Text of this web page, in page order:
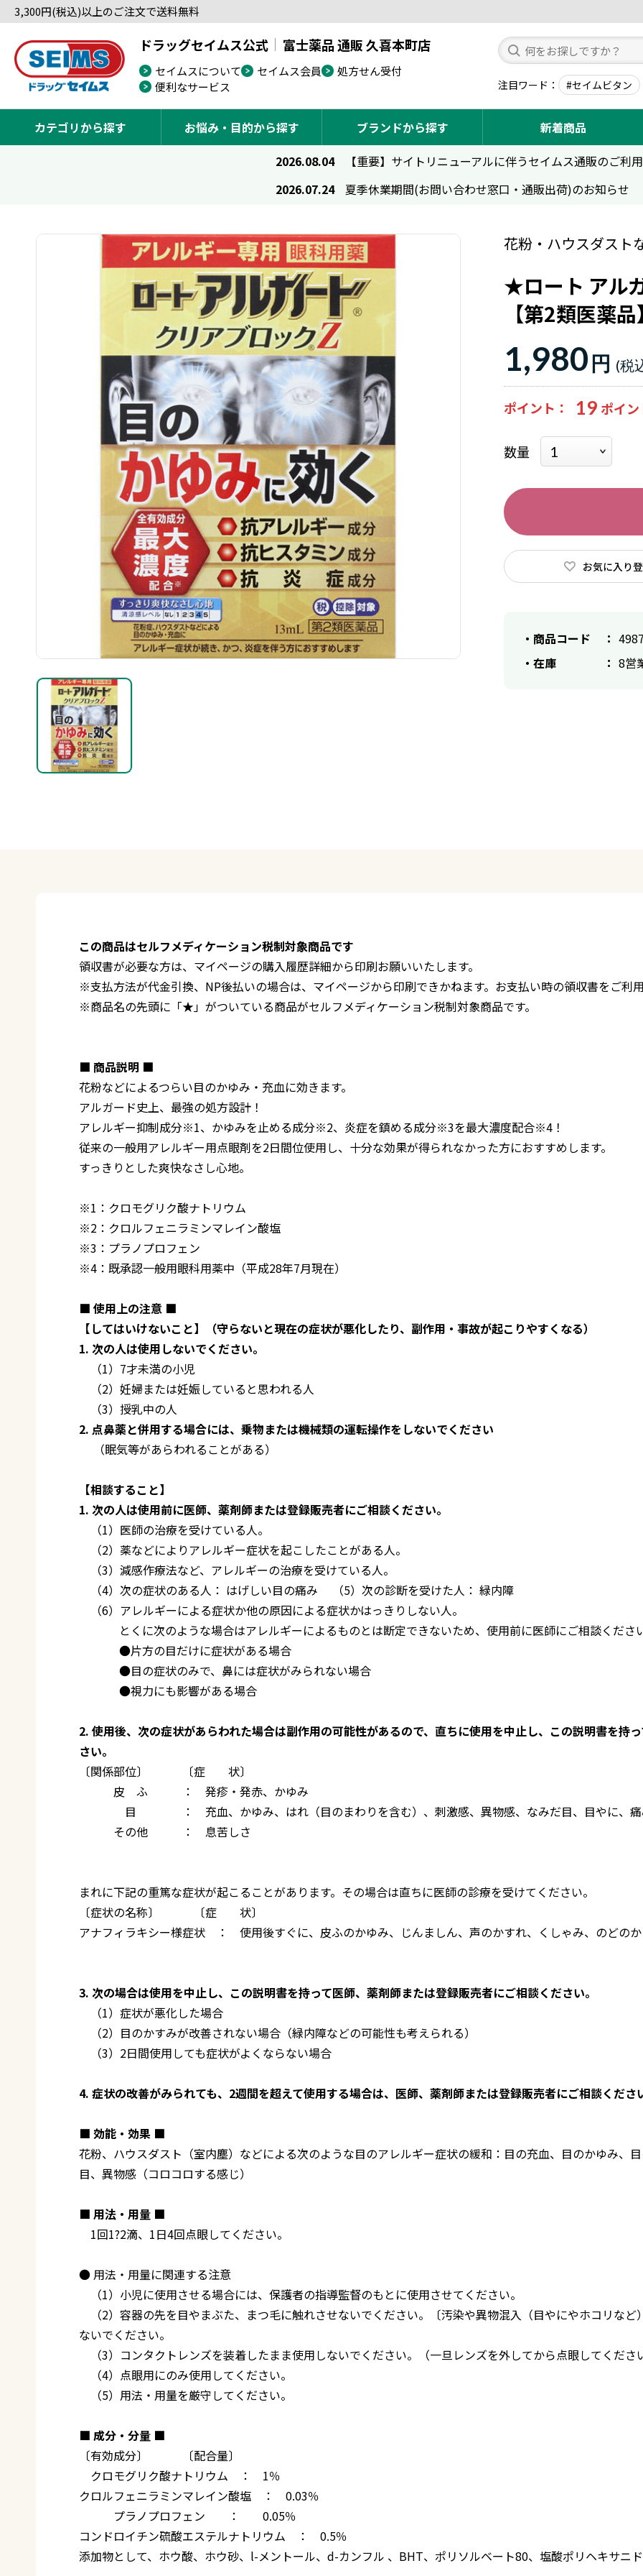
3,300円(税込)以上のご注文で送料無料
ドラッグセイムス公式 富士薬品 通販 久喜本町店
セイムスについて セイムス会員
処方せん受付
便利なサービス
注目ワード #セイムビタン
カテゴリから探す お悩み・目的から探す ブランドから探す 新着商品
2026.08.04
【重要】サイトリニューアルに伴うセイムス通販のご利
2026.07.24
夏季休業期間(お問い合わせ窓口・通販出荷)のお知らせ
花粉・ハウスダスト
★ロート アル
【第2類医薬品】
1,980 円
ポイント 19
数量
お気に入り
商品コード
在庫
8営
この商品はセルフメディケーション税制対象商品です
領収書が必要な方は、マイページの購入履歴詳細から印刷お願いいたします。
※支払方法が代金引換、NP後払いの場合は、マイページから印刷できかねます。お支払い時の領収書をご利用
※商品名の先頭に「★」がついている商品がセルフメディケーション税制対象商品です。
■ 商品説明 ■
花粉などによるつらい目のかゆみ・充血に効きます。
アルガード史上、最強の処方設計！
アレルギー抑制成分※1、かゆみを止める成分※2、炎症を鎮める成分※3を最大濃度配合※4！
従来の一般用アレルギー用点眼剤を2日間位使用し、十分な効果が得られなかった方におすすめします。
すっきりとした爽快なさし心地。
※1：クロモグリク酸ナトリウム
※2：クロルフェニラミンマレイン酸塩
※3：プラノプロフェン
※4：既承認一般用眼科用薬中（平成28年7月現在）
■ 使用上の注意 ■
【してはいけないこと】（守らないと現在の症状が悪化したり、副作用・事故が起こりやすくなる）
1. 次の人は使用しないでください。
（1）7才未満の小児
（2）妊婦または妊娠していると思われる人
（3）授乳中の人
2. 点鼻薬と併用する場合には、乗物または機械類の運転操作をしないでください
（眠気等があらわれることがある）
【相談すること】
1. 次の人は使用前に医師、薬剤師または登録販売者にご相談ください。
（1）医師の治療を受けている人。
（2）薬などによりアレルギー症状を起こしたことがある人。
（3）減感作療法など、アレルギーの治療を受けている人。
（4）次の症状のある人： はげしい目の痛み （5）次の診断を受けた人： 緑内障
（6）アレルギーによる症状か他の原因による症状かはっきりしない人。
とくに次のような場合はアレルギーによるものとは断定できないため、使用前に医師にご相談ください
●片方の目だけに症状がある場合
●目の症状のみで、鼻には症状がみられない場合
●視力にも影響がある場合
2. 使用後、次の症状があらわれた場合は副作用の可能性があるので、直ちに使用を中止し、この説明書を持
さい。
〔関係部位〕 〔症 状〕
皮 ふ ： 発疹・発赤、かゆみ
目 ： 充血、かゆみ、はれ（目のまわりを含む）、刺激感、異物感、なみだ目、目やに、痛
その他 ： 息苦しさ
まれに下記の重篤な症状が起こることがあります。その場合は直ちに医師の診療を受けてください。
〔症状の名称〕 〔症 状〕
アナフィラキシー様症状 ： 使用後すぐに、皮ふのかゆみ、じんましん、声のかすれ、くしゃみ、のどのか
3. 次の場合は使用を中止し、この説明書を持って医師、薬剤師または登録販売者にご相談ください。
（1）症状が悪化した場合
（2）目のかすみが改善されない場合（緑内障などの可能性も考えられる）
（3）2日間使用しても症状がよくならない場合
4. 症状の改善がみられても、2週間を超えて使用する場合は、医師、薬剤師または登録販売者にご相談くださ
■ 効能・効果 ■
花粉、ハウスダスト（室内塵）などによる次のような目のアレルギー症状の緩和：目の充血、目のかゆみ、
目、異物感（コロコロする感じ）
■ 用法・用量 ■
1回1?2滴、1日4回点眼してください。
● 用法・用量に関連する注意
（1）小児に使用させる場合には、保護者の指導監督のもとに使用させてください。
（2）容器の先を目やまぶた、まつ毛に触れさせないでください。〔汚染や異物混入（目やにやホコリな
ないでください。
（3）コンタクトレンズを装着したまま使用しないでください。（一旦レンズを外してから点眼してくださ
（4）点眼用にのみ使用してください。
（5）用法・用量を厳守してください。
■ 成分・分量 ■
〔有効成分〕 〔配合量〕
クロモグリク酸ナトリウム ： 1％
クロルフェニラミンマレイン酸塩 ： 0.03％
プラノプロフェン ： 0.05％
コンドロイチン硫酸エステルナトリウム ： 0.5％
添加物として、ホウ酸、ホウ砂、l-メントール、d-カンフル 、BHT、ポリソルベート80、塩酸ポリヘキサニド